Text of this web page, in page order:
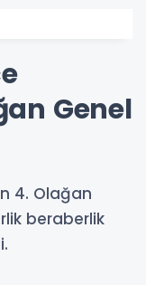
Genel
4. Olağan
beraberlik